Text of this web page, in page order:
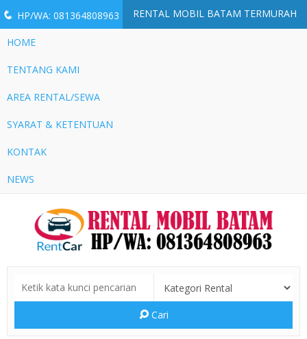
q HP/WA: 081364808963 RENTAL MOBIL BATAM TERMURAH
HOME
TENTANG KAMI
AREA RENTAL/SEWA
SYARAT & KETENTUAN
KONTAK
NEWS
Cari